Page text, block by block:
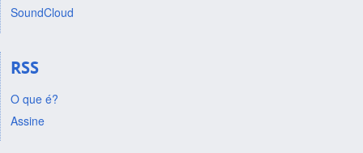
SoundCloud
RSS
O que é?
Assine